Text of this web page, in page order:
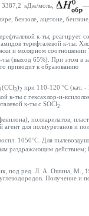
кДж/моль,
—
бензоле, ацетоне,
к-ты; реагирует
терефталевой к-ты.
и молярном соотношении
ты (выход 65%). При этом в
приводит к образованию
(ССl 3)2 при 110-120 °С (кат. -
к-ты с гексахлор-и-
к-ты с SOCl2
полиарилатов,
для полиуретанов и
1050°С. Для
раздражающим
под ред. Л. А. Ошина, М.,
Получение и